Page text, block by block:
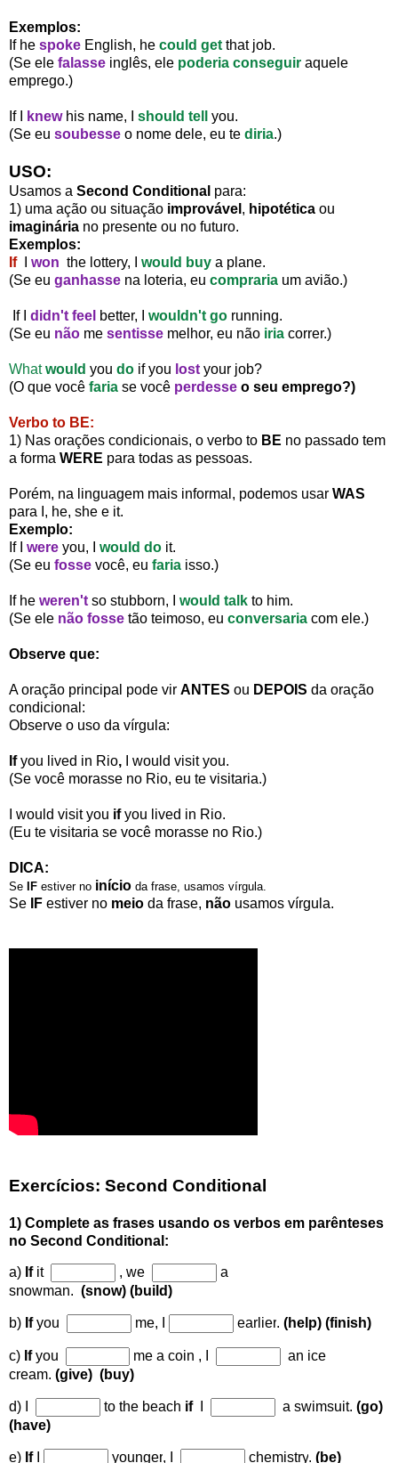
Exemplos:
If he spoke English, he could get that job.
(Se ele falasse inglês, ele poderia conseguir aquele
emprego.)
If I knewhis name, I should tell
you.
(Se eu soubesse o nome dele, eu te diria.)
USO:
Usamos a Second Conditional para:
1) uma ação ou situação improvável , hipotética ou
imaginária no presente ou no futuro.
Exemplos:
IfI won the lottery, I would buy a plane.
(Se eu ganhasse na loteria, eu compraria um avião.)
If I didn't feel better, I wouldn't go running.
(Se eu não me sentisse melhor, eu não iria correr.)
Whatwould you do if you lost your job?
(O que você faria se você perdesse o seu emprego?)
Verbo to BE:
1) Nas orações condicionais, o verbo to BE no passado tem
a forma WERE para todas as pessoas.
Porém, na linguagem mais informal, podemos usar WAS
para I, he, she e it.
Exemplo:
If I were you, I would do it.
(Se eu fosse você, eu faria isso.)
If he weren't so stubborn, I would talk to him.
(Se ele não fosse tão teimoso, eu conversaria com ele.)
Observe que:
A oração principal pode vir ANTES ou DEPOIS da oração
condicional:
Observe o uso da vírgula:
Ifyou lived in Rio, I would visit you.
(Se você morasse no Rio, eu te visitaria.)
I would visit you ifyou lived in Rio.
(Eu te visitaria se você morasse no Rio.)
DICA:
Se IF estiver no início da frase, usamos vírgula.
Se IF estiver no meio da frase, não usamos vírgula.
Exercícios: Second Conditional
1) Complete as frases usando os verbos em parênteses
no Second Conditional:
a) Ifit , we
a
snowman. (snow) (build)
b) Ifyou me, I earlier. (help) (finish)
c) Ifyou me a coin , I
an ice
cream. (give) (buy)
d) I to the beach ifI a swimsuit. (go)
(have)
e) IfI younger, I chemistry. (be)